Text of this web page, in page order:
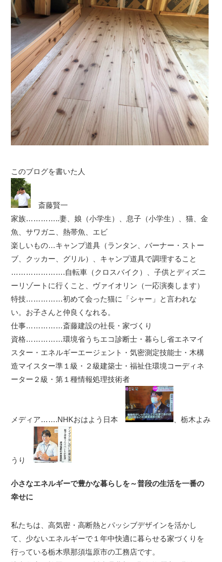
このブログを書いた人
斎藤賢一
家族…………..妻、娘（小学生）、息子（小学生）、猫、金
魚、サワガニ、熱帯魚、エビ
楽しいもの…キャンプ道具（ランタン、バーナー・ストー
ブ、クッカー、グリル）、キャンプ道具で調理すること
………………….自転車（クロスバイク）、子供とディズニ
ーリゾートに行くこと、ヴァイオリン（一応演奏します）
特技……………初めて会った猫に「シャー」と言われな
い。お子さんと仲良くなれる。
仕事……………斎藤建設の社長・家づくり
資格……………環境省うちエコ診断士・暮らし省エネマイ
スター・エネルギーエージェント・気密測定技能士・木構
造マイスター準１級・２級建築士・福祉住環境コーディネ
ーター２級・第１種情報処理技術者
メディア…….NHKおはよう日本 、栃木よみ
うり
小さなエネルギーで豊かな暮らしを～普段の生活を一番の
幸せに
私たちは、高気密・高断熱とパッシブデザインを活かし
て、少ないエネルギーで１年中快適に暮らせる家づくりを
行っている栃木県那須塩原市の工務店です。